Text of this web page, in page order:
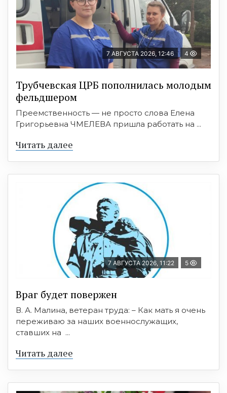
7 АВГУСТА 2026, 12:46 4
Трубчевская ЦРБ пополнилась молодым
фельдшером
Преемственность — не просто слова Елена
Григорьевна ЧМЕЛЕВА пришла работать на ...
Читать далее
7 АВГУСТА 2026, 11:22 5
Враг будет повержен
В. А. Малина, ветеран труда: – Как мать я очень
переживаю за наших военнослужащих,
ставших на ...
Читать далее